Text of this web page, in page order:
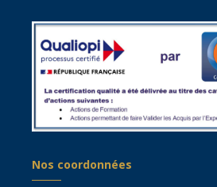
Nos coordonnées